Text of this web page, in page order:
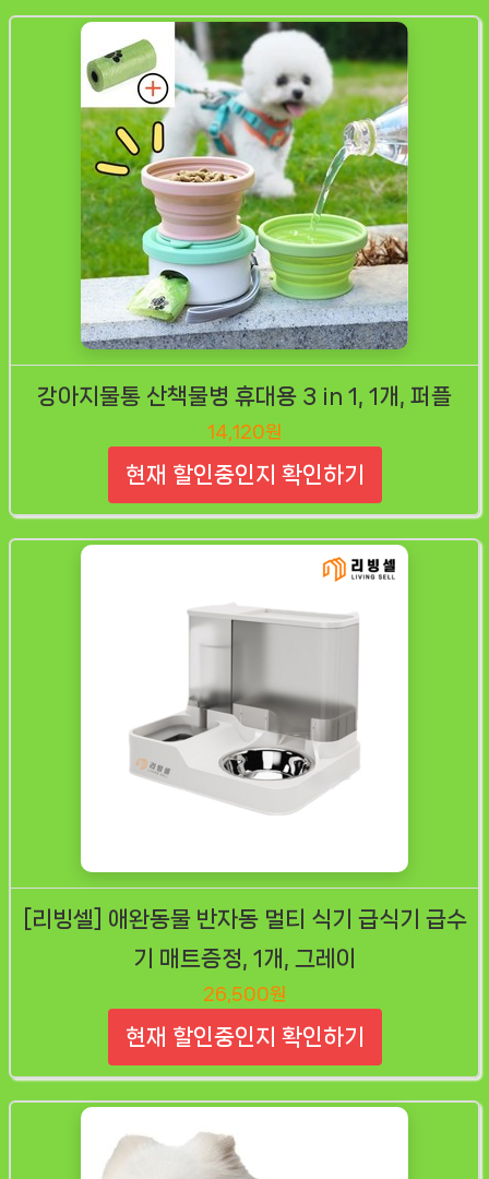
강아지물통 산책물병 휴대용 3 in 1, 1개, 퍼플
14,120원
현재 할인중인지 확인하기
[리빙셀] 애완동물 반자동 멀티 식기 급식기 급수
기 매트증정, 1개, 그레이
26,500원
현재 할인중인지 확인하기